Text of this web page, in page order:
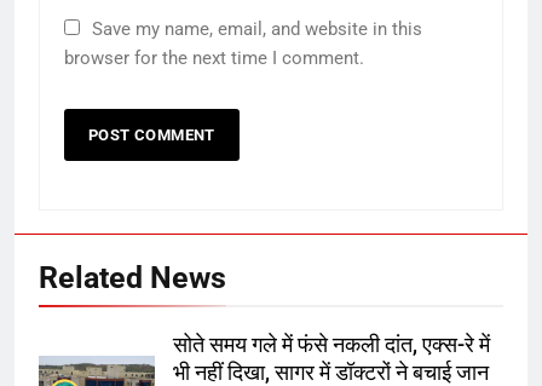
Save my name, email, and website in this
browser for the next time I comment.
Related News
सोते समय गले में फंसे नकली दांत, एक्स-रे में
भी नहीं दिखा, सागर में डॉक्टरों ने बचाई जान